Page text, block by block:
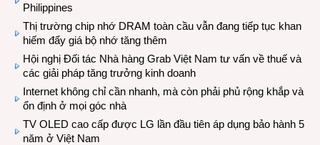
Philippines
Thị trường chip nhớ DRAM toàn cầu vẫn đang tiếp tục khan
hiếm đẩy giá bộ nhớ tăng thêm
Hội nghị Đối tác Nhà hàng Grab Việt Nam tư vấn về thuế và
các giải pháp tăng trưởng kinh doanh
Internet không chỉ cần nhanh, mà còn phải phủ rộng khắp và
ổn định ở mọi góc nhà
TV OLED cao cấp được LG lần đầu tiên áp dụng bảo hành 5
năm ở Việt Nam